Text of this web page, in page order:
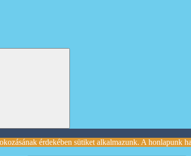
érdekében sütiket alkalmazunk. A honlapunk